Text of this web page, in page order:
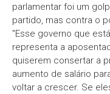
parlamentar foi um
partido, mas contra o
"Esse governo que
representa a
quiserem consertar a
aumento de salário
voltar a crescer. Se